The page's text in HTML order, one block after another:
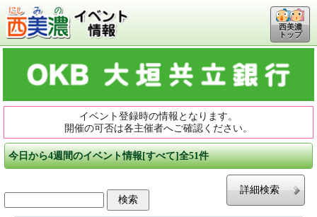
西美濃
トップ
イベント登録時の情報となります。
開催の可否は各主催者へご確認ください。
今日から4週間のイベント情報[すべて]全51件
詳細検索